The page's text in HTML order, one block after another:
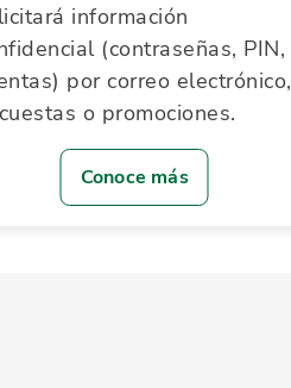
información
(contraseñas, PIN,
por correo electrónico,
o promociones.
Conoce más